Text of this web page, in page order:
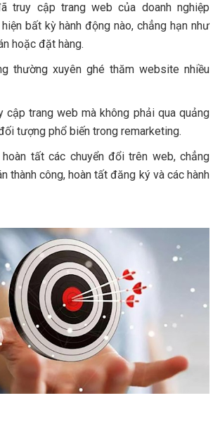
truy cập trang web của doanh nghiệp
bất kỳ hành động nào, chẳng hạn như
hoặc đặt hàng.
thường xuyên ghé thăm website nhiều
cập trang web mà không phải qua quảng
tượng phổ biến trong remarketing.
tất các chuyển đổi trên web, chẳng
thành công, hoàn tất đăng ký và các hành